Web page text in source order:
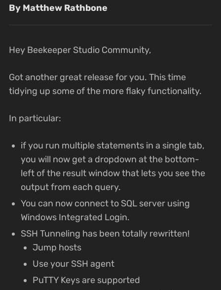
By Matthew Rathbone
Hey Beekeeper Studio Community,
Got another great release for you. This time
tidying up some of the more flaky functionality.
In particular:
if you run multiple statements in a single tab,
you will now get a dropdown at the bottom-
left of the result window that lets you see the
output from each query.
You can now connect to SQL server using
Windows Integrated Login.
SSH Tunneling has been totally rewritten!
Jump hosts
Use your SSH agent
PuTTY Keys are supported